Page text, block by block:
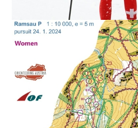
HØIÅS NIGHT & DAY CUP
Night&Day 2015/2016
Night & Day 2014/2015
Night & Day 2013/2014
Night & Day 2012/2013
Night & Day 2011/2012